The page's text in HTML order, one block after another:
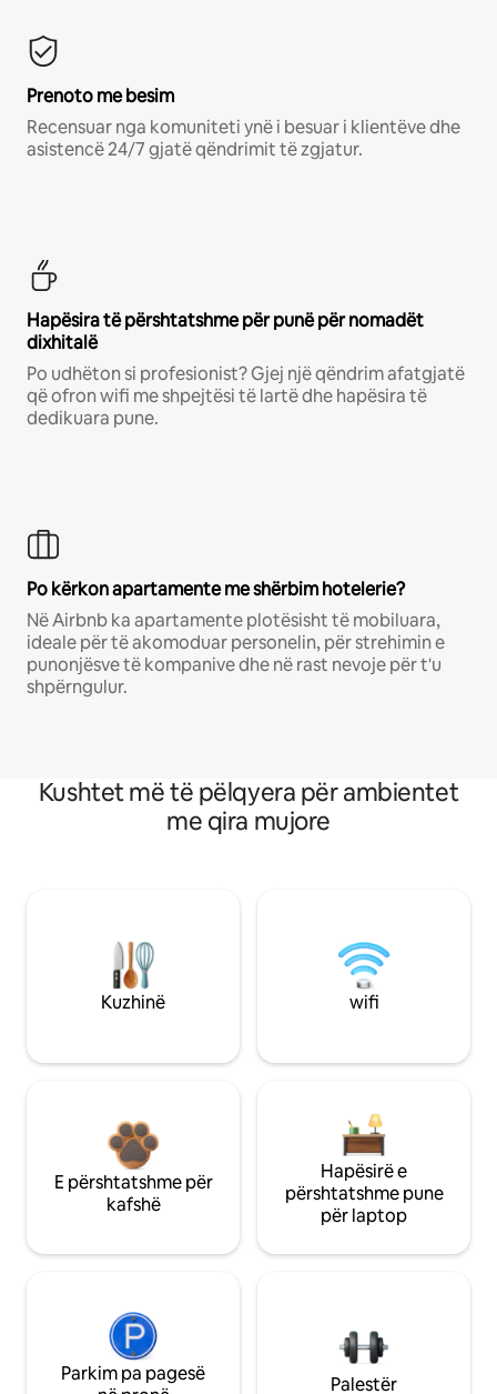
Prenoto me besim
Recensuar nga komuniteti ynë i besuar i klientëve dhe
asistencë 24/7 gjatë qëndrimit të zgjatur.
Hapësira të përshtatshme për punë për nomadët
dixhitalë
Po udhëton si profesionist? Gjej një qëndrim afatgjatë
që ofron wifi me shpejtësi të lartë dhe hapësira të
dedikuara pune.
Po kërkon apartamente me shërbim hotelerie?
Në Airbnb ka apartamente plotësisht të mobiluara,
ideale për të akomoduar personelin, për strehimin e
punonjësve të kompanive dhe në rast nevoje për t'u
shpërngulur.
Kushtet më të pëlqyera për ambientet
me qira mujore
Kuzhinë wifi
E përshtatshme për
kafshë
Hapësirë e
përshtatshme pune
për laptop
Parkim pa pagesë
Palestër